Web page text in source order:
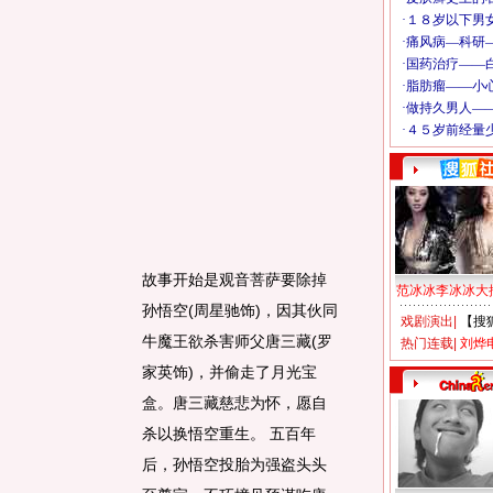
故事开始是观音菩萨要除掉
孙悟空(周星驰饰)，因其伙同
牛魔王欲杀害师父唐三藏(罗
家英饰)，并偷走了月光宝
盒。唐三藏慈悲为怀，愿自
杀以换悟空重生。 五百年
后，孙悟空投胎为强盗头头
范冰冰李冰冰大
戏剧演出
【
热门连载 刘烨